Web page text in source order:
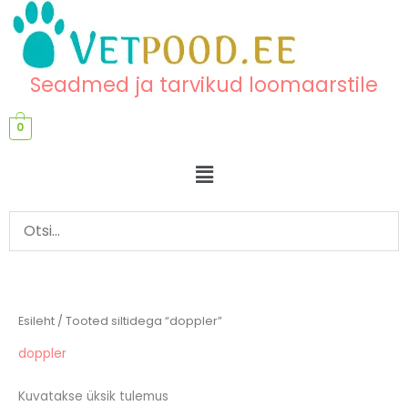
content
content
Seadmed ja tarvikud loomaarstile
0
Menu
Esileht / Tooted siltidega “doppler”
doppler
Kuvatakse üksik tulemus